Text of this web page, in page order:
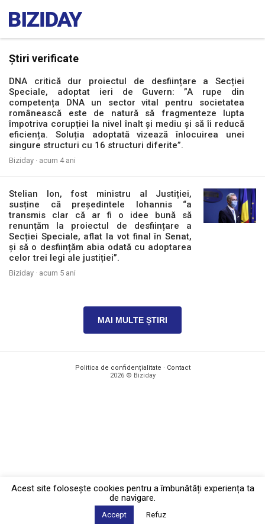
Știri verificate
DNA critică dur proiectul de desființare a Secției
Speciale, adoptat ieri de Guvern: ”A rupe din
competența DNA un sector vital pentru societatea
românească este de natură să fragmenteze lupta
împotriva corupției la nivel înalt și mediu și să îi reducă
eficiența. Soluția adoptată vizează înlocuirea unei
singure structuri cu 16 structuri diferite”.
Biziday · acum 4 ani
Stelian Ion, fost ministru al Justiției,
susține că președintele Iohannis “a
transmis clar că ar fi o idee bună să
renunțăm la proiectul de desființare a
Secției Speciale, aflat la vot final în Senat,
și să o desființăm abia odată cu adoptarea
celor trei legi ale justiției”.
Biziday · acum 5 ani
MAI MULTE ȘTIRI
Politica de confidențialitate · Contact
2026 © Biziday
Acest site foloseşte cookies pentru a îmbunătăți experiența ta
de navigare.
Accept Refuz